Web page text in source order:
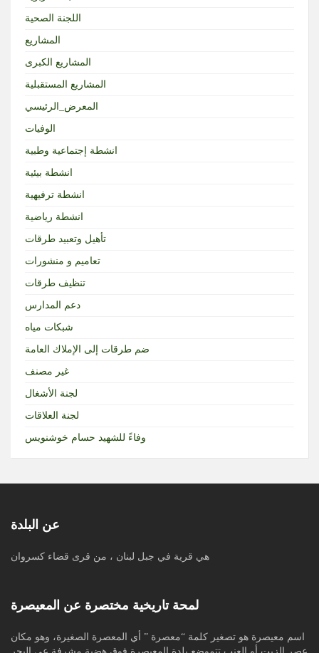
اللجنة الصحية
المشاريع
المشاريع الكبرى
المشاريع المستقبلية
المعرض_الرئيسي
الوفيات
انشطة إجتماعية وطبية
انشطة بيئية
انشطة ترفيهية
انشطة رياضية
تأهيل وتعبيد طرقات
تعاميم و منشورات
تنظيف طرقات
دعم المدارس
شبكات مياه
ضم طرقات إلى الإملاك العامة
غير مصنف
لجنة الأشغال
لجنة العلاقات
وفاءً للشهيد حسام خوشنويس
عن البلدة
هي قرية في جبل لبنان ، من قرى قضاء كسروان
لمحة تاريخية مختصرة عن المعيصرة
اسم معيصرة هو تصغير كلمة “معصرة ” أي المعصرة الصغيرة، وهو مكان